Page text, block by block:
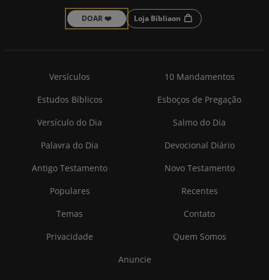
DOAR ❤️ Loja Bíbliaon
Versículos
10 Mandamentos
Estudos Bíblicos
Esboços de Pregação
Versículo do Dia
Salmo do Dia
Palavra do Dia
Devocional Diário
Antigo Testamento
Novo Testamento
Populares
Recentes
Temas
Contato
Privacidade
Quem Somos
Anuncie